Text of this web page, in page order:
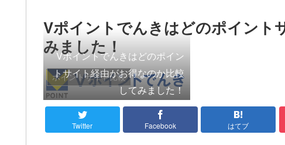
Vポイントでんきはどのポイント
みました！
ポイントサイト比較
Vポイントでんきはどのポイン
トサイト経由がお得なのか比較
してみました！
Twitter Facebook はてブ